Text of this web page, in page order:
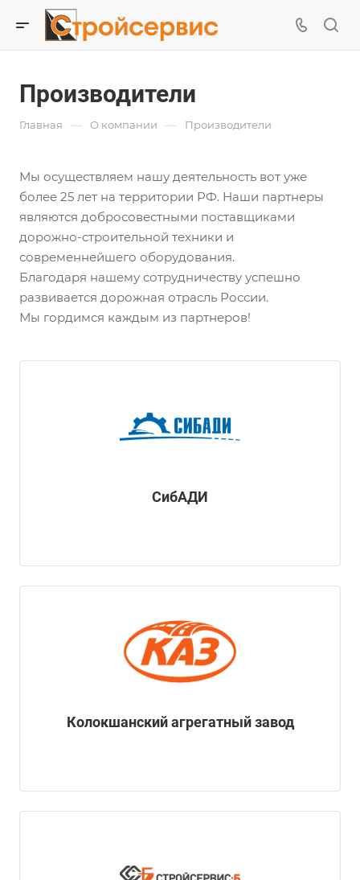
Производители
Главная — О компании — Производители
Мы осуществляем нашу деятельность вот уже
более 25 лет на территории РФ. Наши партнеры
являются добросовестными поставщиками
дорожно-строительной техники и
современнейшего оборудования.
Благодаря нашему сотрудничеству успешно
развивается дорожная отрасль России.
Мы гордимся каждым из партнеров!
CибАДИ
Колокшанский агрегатный завод